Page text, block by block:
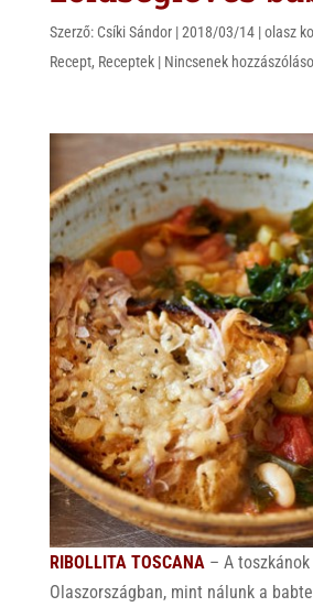
Szerző: Csíki Sándor|2018/03/14|olasz
Recept, Receptek| Nincsenek
RIBOLLITA TOSCANA– A toszkánok
Olaszországban, mint nálunk a